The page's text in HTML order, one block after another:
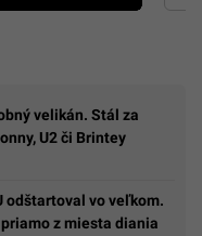
velikán. Stál za
U2 či Brintey
odštartoval vo veľkom.
z miesta diania